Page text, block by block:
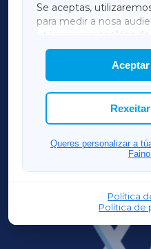
Se aceptas,
para medir a nosa
utilizaremos
cookies
mostrar publicidade de
Así mesmo, podes
cookies que desexas
Queres personalizar a
Política
Política de